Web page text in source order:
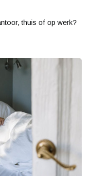
thuis of op werk?